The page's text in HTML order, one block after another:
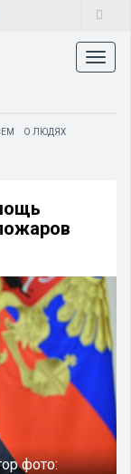
О ЛЮДЯХ
фото: